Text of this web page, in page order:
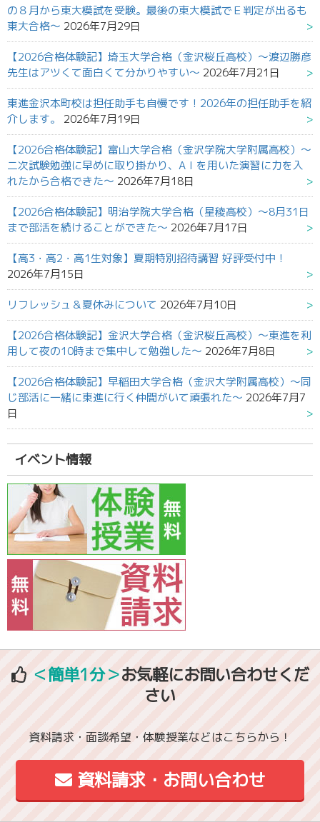
の８月から東大模試を受験。最後の東大模試でＥ判定が出るも
東大合格～ 2026年7月29日
【2026合格体験記】埼玉大学合格（金沢桜丘高校）～渡辺勝彦
先生はアツくて面白くて分かりやすい～ 2026年7月21日
東進金沢本町校は担任助手も自慢です！2026年の担任助手を紹
介します。
2026年7月19日
【2026合格体験記】富山大学合格（金沢学院大学附属高校）～
二次試験勉強に早めに取り掛かり、AＩを用いた演習に力を入
れたから合格できた～ 2026年7月18日
【2026合格体験記】明治学院大学合格（星稜高校）～8月31日
まで部活を続けることができた～ 2026年7月17日
【高3・高2・高1生対象】夏期特別招待講習 好評受付中！
2026年7月15日
リフレッシュ＆夏休みについて 2026年7月10日
【2026合格体験記】金沢大学合格（金沢桜丘高校）～東進を利
用して夜の10時まで集中して勉強した～ 2026年7月8日
【2026合格体験記】早稲田大学合格（金沢大学附属高校）～同
じ部活に一緒に東進に行く仲間がいて頑張れた～ 2026年7月7
日
イベント情報
＜簡単1分＞お気軽にお問い合わせくだ
さい
資料請求・面談希望・体験授業などはこちらから！
資料請求・お問い合わせ